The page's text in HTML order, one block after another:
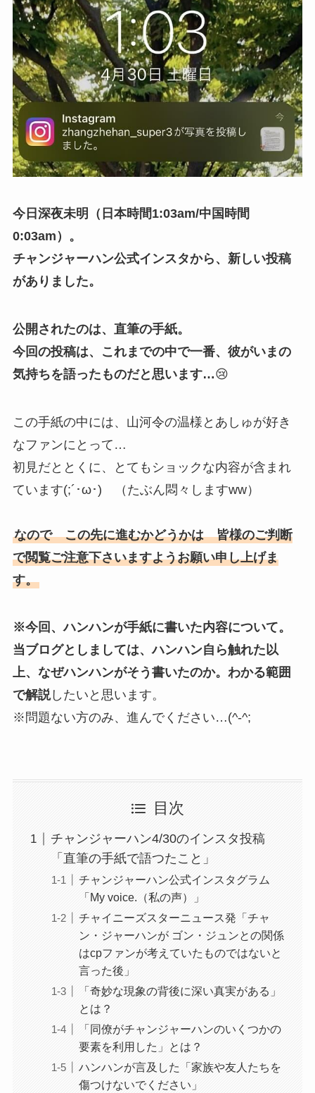
今日深夜未明（日本時間1:03am/中国時間
0:03am）。
チャンジャーハン公式インスタから、新しい投稿
がありました。
公開されたのは、直筆の手紙。
今回の投稿は、これまでの中で一番、彼がいまの
気持ちを語ったものだと思います…😢
この手紙の中には、山河令の温様とあしゅが好き
なファンにとって…
初見だととくに、とてもショックな内容が含まれ
ています(;´･ω･) （たぶん悶々しますww）
なので この先に進むかどうかは 皆様のご判断
で閲覧ご注意下さいますようお願い申し上げま
す。
※今回、ハンハンが手紙に書いた内容について。
当ブログとしましては、ハンハン自ら触れた以
上、なぜハンハンがそう書いたのか。わかる範囲
で解説したいと思います。
※問題ない方のみ、進んでください…(^-^;
目次
チャンジャーハン4/30のインスタ投稿
「直筆の手紙で語つたこと」
チャンジャーハン公式インスタグラム
「My voice.（私の声）」
チャイニーズスターニュース発「チャ
ン・ジャーハンが ゴン・ジュンとの関係
はcpファンが考えていたものではないと
言った後」
「奇妙な現象の背後に深い真実がある」
とは？
「同僚がチャンジャーハンのいくつかの
要素を利用した」とは？
ハンハンが言及した「家族や友人たちを
傷つけないでください」